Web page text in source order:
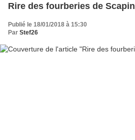
Rire des fourberies de Scapin
Publié le 18/01/2018 à 15:30
Par Stef26